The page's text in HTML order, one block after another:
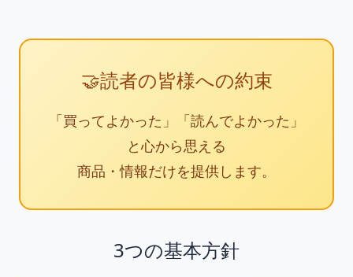
🤝読者の皆様への約束
「買ってよかった」「読んでよかった」
と心から思える
商品・情報だけを提供します。
3つの基本方針